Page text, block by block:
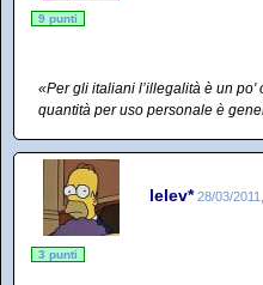
9 punti
«Per gli italiani l’illegalità è un
quantità per uso personale è
lelev* 28/03/
3 punti